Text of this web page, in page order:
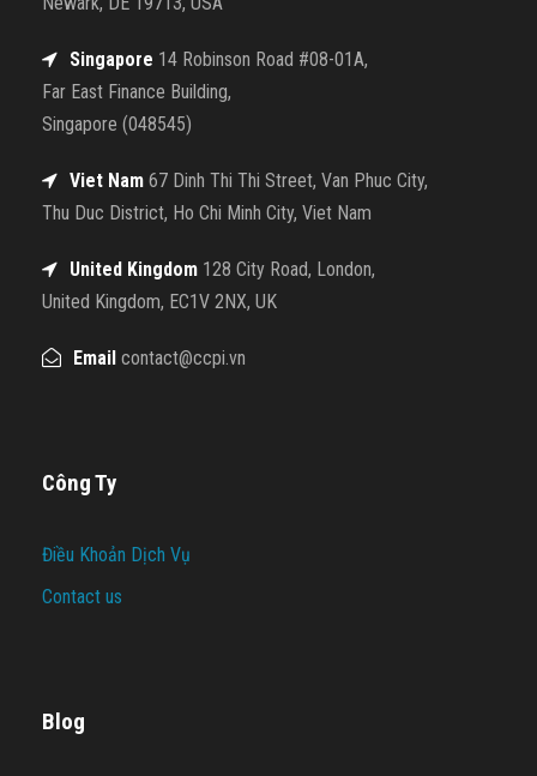
Singapore 14 Robinson Road #08-01A,
Far East Finance Building,
Singapore (048545)
Viet Nam 67 Dinh Thi Thi Street, Van Phuc City,
Thu Duc District, Ho Chi Minh City, Viet Nam
United Kingdom 128 City Road, London,
United Kingdom, EC1V 2NX, UK
Email contact@ccpi.vn
Công Ty
Điều Khoản Dịch Vụ
Contact us
Blog